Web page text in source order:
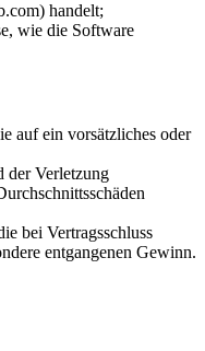
handelt;
wie die Software
auf ein vorsätzliches oder
der Verletzung
bei Vertragsschluss
entgangenen Gewinn.